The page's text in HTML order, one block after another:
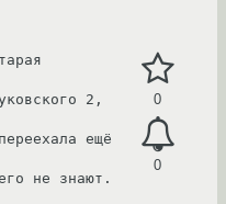
0
0
2,
ещё
не знают.